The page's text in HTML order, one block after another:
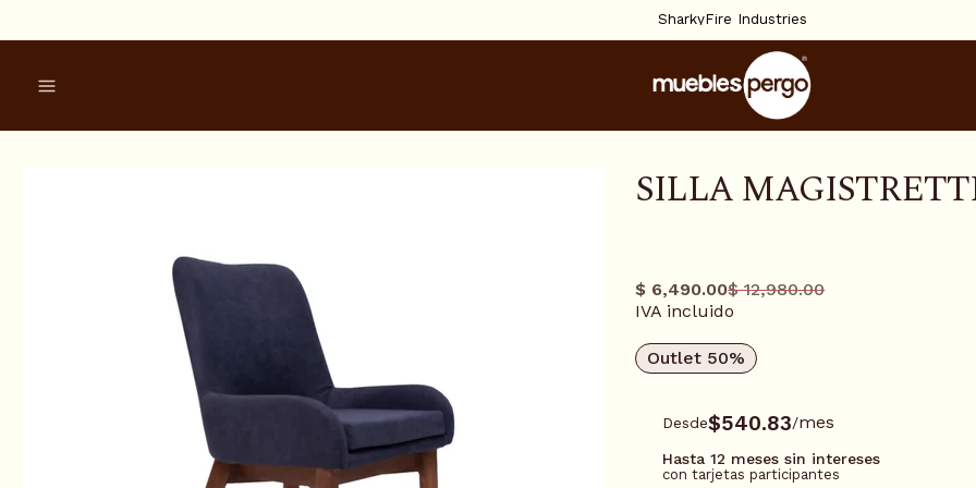
SharkyFire Industries
SILLA
Precio
$ 12,980.00
$ 6,490.00
Precio
IVA incluido
Outlet 50%
Desde$540.83/mes
Hasta 12 meses sin intereses
con tarjetas participantes